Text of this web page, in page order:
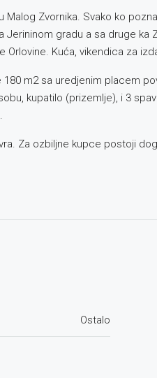
Zvornika. Svako ko
gradu a sa druge ka
Orlovine. Kuća, vikendica za
m2 sa uredjenim placem
kupatilo (prizemlje), i 3
Za ozbiljne kupce postoji
Ostalo